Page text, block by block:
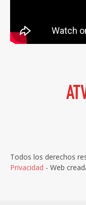
Todos los derechos
Privacidad - Web